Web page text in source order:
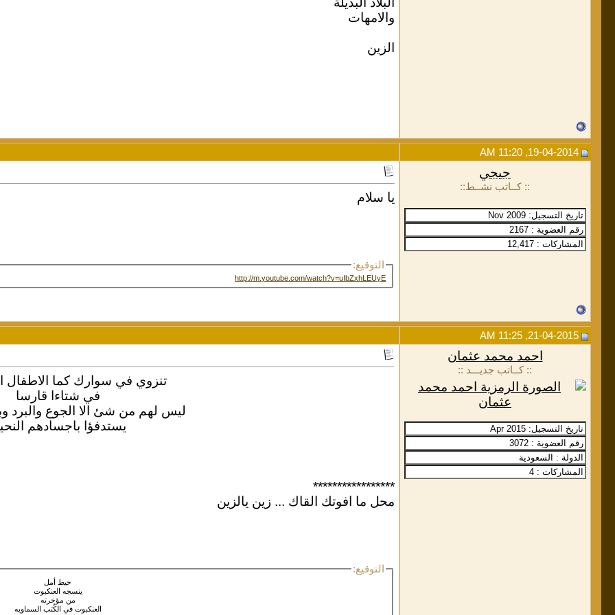
والامهات
الزين
19-04-2014, 11:20 AM
جيجي
:: كــاتب نشــط::
يا سلام
التوقيع:
http://m.youtube.com/watch?v=uIbZxhLEUyE
21-04-2015, 11:25 AM
احمد محمد عثمان
:: كــاتب جديـــد ::
تنزوي في سوارك كما الاطفال
في شتاءا قارسا
ليس لهم من شئ الا الجوع
يستدفؤا باجسادهم
*****************
محل ما افوتك القاك ... زين يالزين
التوقيع:
خيط أمل
ينسجه العنكبوت
من مؤخرته
العنكبوت في الكُتب السماويه